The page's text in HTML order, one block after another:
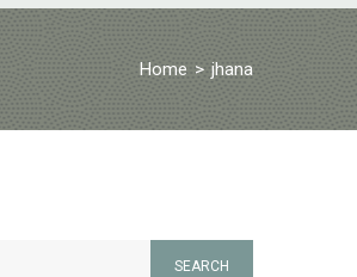
Home > jhana
SEARCH